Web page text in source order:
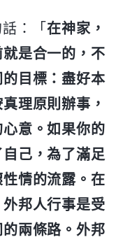
：「在神家，
是合一的，不
目標：盡好本
理原則辦事，
意。如果你的
己，為了滿足
情的流露。在
邦人行事是受
兩條路。外邦